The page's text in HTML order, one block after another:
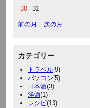
30
31 - - - -
前の月 次の月
カテゴリー
トラベル(9)
パソコン(5)
日本酒(3)
洋酒(1)
レシピ(13)